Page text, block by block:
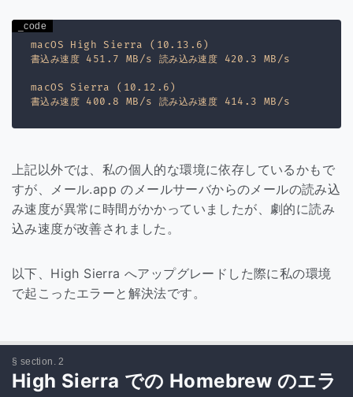
macOS High Sierra (10.13.6)
書込み速度 451.7 MB/s 読み込み速度 420.3 MB/s
macOS Sierra (10.12.6)
上記以外では、私の個人的な環境に依存しているかもで
すが、メール.app のメールサーバからのメールの読み込
み速度が異常に時間がかかっていましたが、劇的に読み
込み速度が改善されました。
以下、High Sierra へアップグレードした際に私の環境
で起こったエラーと解決法です。
High Sierra での Homebrew のエラ